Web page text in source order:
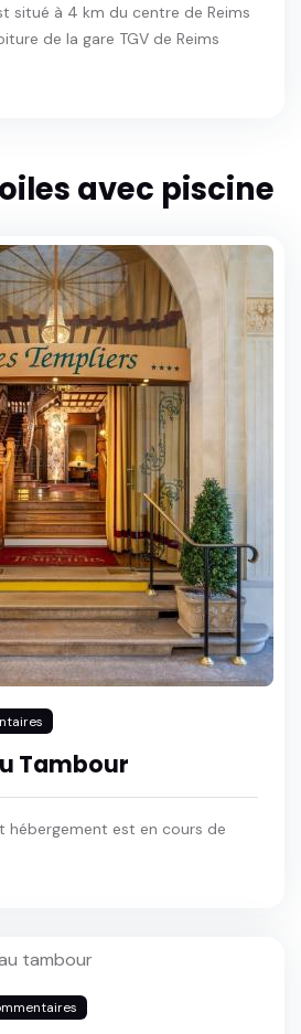
situé à 4 km du centre de Reims
de la gare TGV de Reims
avec piscine
Tambour
hébergement est en cours de